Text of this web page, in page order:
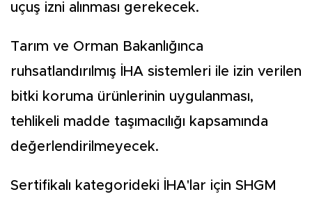
uçuş izni alınması gerekecek.
Tarım ve Orman Bakanlığınca
ruhsatlandırılmış İHA sistemleri ile izin verilen
bitki koruma ürünlerinin uygulanması,
tehlikeli madde taşımacılığı kapsamında
değerlendirilmeyecek.
Sertifikalı kategorideki İHA'lar için SHGM